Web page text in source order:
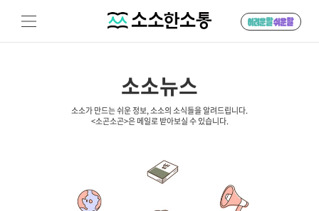
소소뉴스
소소가 만드는 쉬운 정보, 소소의 소식들을 알려드립니다.
<소곤소곤>은 메일로 받아보실 수 있습니다.